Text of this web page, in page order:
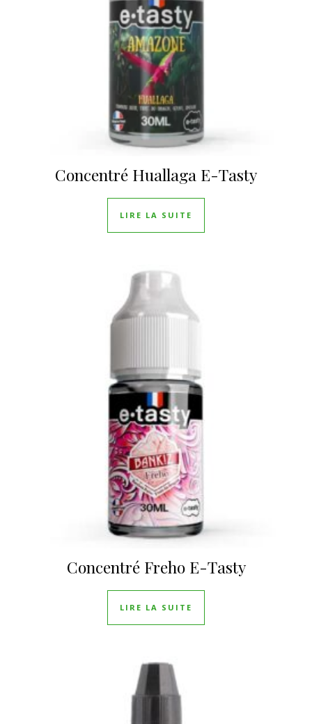
Concentré Huallaga E-Tasty
LIRE LA SUITE
Concentré Freho E-Tasty
LIRE LA SUITE